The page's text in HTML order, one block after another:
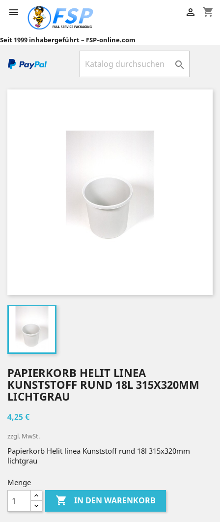
 shopping_cart

Seit 1999 inhabergeführt – FSP-online.com

PAPIERKORB HELIT LINEA
KUNSTSTOFF RUND 18L 315X320MM
LICHTGRAU
4,25 €
zzgl. MwSt.
Papierkorb Helit linea Kunststoff rund 18l 315x320mm
lichtgrau
Menge
 IN DEN WARENKORB